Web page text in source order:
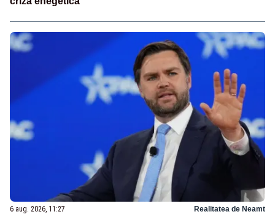
6 aug. 2026, 11:27 Realitatea de Neamt